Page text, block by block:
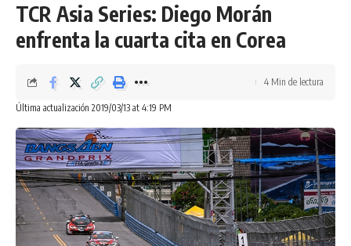
TCR Asia Series: Diego Morán
enfrenta la cuarta cita en Corea
Última actualización 2019/03/13 at 4:19 PM
4 Min de lectura